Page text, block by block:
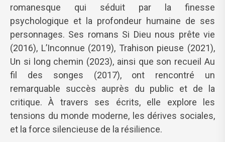
romanesque qui séduit par la finesse
psychologique et la profondeur humaine de ses
personnages. Ses romans Si Dieu nous prête vie
(2016), L’Inconnue (2019), Trahison pieuse (2021),
Un si long chemin (2023), ainsi que son recueil Au
fil des songes (2017), ont rencontré un
remarquable succès auprès du public et de la
critique. À travers ses écrits, elle explore les
tensions du monde moderne, les dérives sociales,
et la force silencieuse de la résilience.